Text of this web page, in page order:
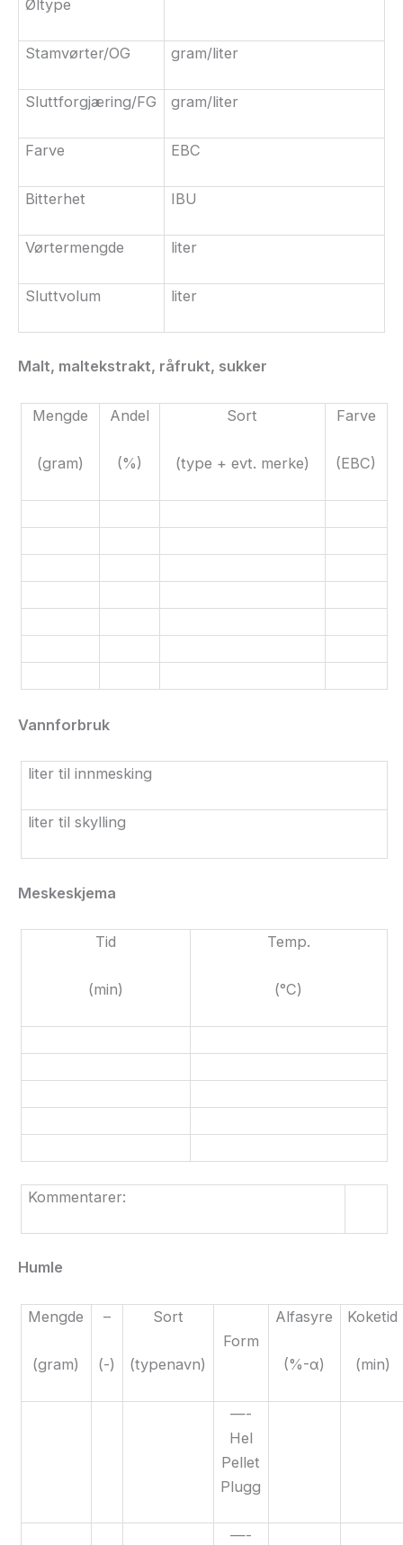
Øltype
Stamvørter/OG gram/liter
Sluttforgjæring/FG gram/liter
Farve EBC
Bitterhet IBU
Vørtermengde liter
Sluttvolum liter
Malt, maltekstrakt, råfrukt, sukker
Mengde
(gram)
Andel
(%)
Sort
(type + evt. merke)
Farve
(EBC)
Vannforbruk
liter til innmesking
liter til skylling
Meskeskjema
Tid
(min)
Temp.
(°C)
Kommentarer:
Humle
Mengde
(gram)
–
(-)
Sort
(typenavn)
Form
Alfasyre
(%-α)
Koketid
(min)
—-
Hel
Pellet
Plugg
—-